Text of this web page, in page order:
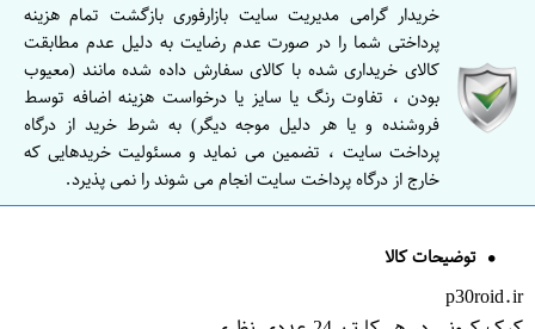
خریدار گرامی مدیریت سایت بازارفوری بازگشت تمام هزینه
پرداختی شما را در صورت عدم رضایت به دلیل عدم مطابقت
کالای خریداری شده با کالای سفارش داده شده مانند (معیوب
بودن ، تفاوت رنگ یا سایز یا درخواست هزینه اضافه توسط
فروشنده و یا هر دلیل موجه دیگر) به شرط خرید از درگاه
پرداخت سایت ، تضمین می نماید و مسئولیت خریدهایی که
خارج از درگاه پرداخت سایت انجام می شوند را نمی پذیرد.
توضیحات کالا
p30roid.ir